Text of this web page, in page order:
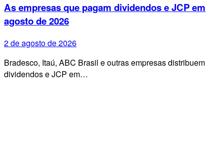
As empresas que pagam dividendos e JCP em
agosto de 2026
2 de agosto de 2026
Bradesco, Itaú, ABC Brasil e outras empresas distribuem
dividendos e JCP em…